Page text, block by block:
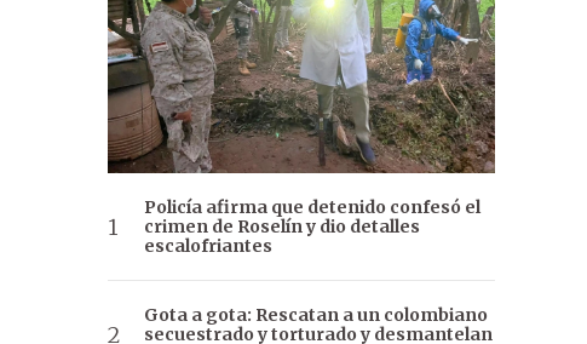
Policía afirma que detenido confesó el
crimen de Roselín y dio detalles
escalofriantes
Gota a gota: Rescatan a un colombiano
secuestrado y torturado y desmantelan